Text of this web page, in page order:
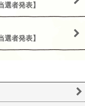
者発表】
者発表】